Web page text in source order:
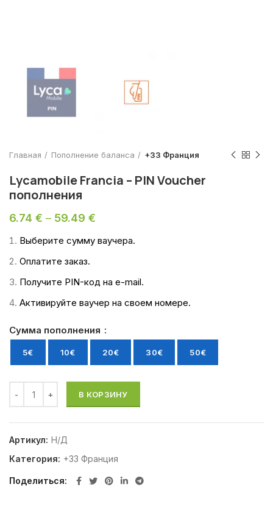
Главная Пополнение баланса +33 Франция
Lycamobile Francia – PIN Voucher
пополнения
6.74 € – 59.49 €
Выберите сумму ваучера.
Оплатите заказ.
Получите PIN-код на e-mail.
Активируйте ваучер на своем номере.
Сумма пополнения
5€ 10€ 20€ 30€ 50€
В КОРЗИНУ
Артикул: Н/Д
Категория: +33 Франция
Поделиться